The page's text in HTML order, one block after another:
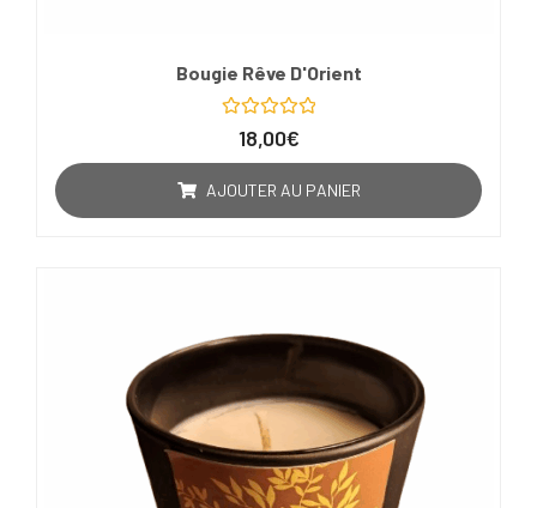
Bougie Rêve D'Orient
Note
sur
5
18,00€
AJOUTER AU PANIER